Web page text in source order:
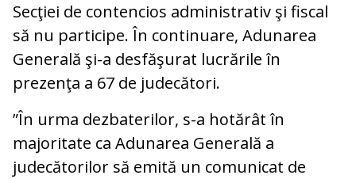
Secţiei de contencios administrativ şi fiscal
să nu participe. În continuare, Adunarea
Generală şi-a desfăşurat lucrările în
prezenţa a 67 de judecători.
”În urma dezbaterilor, s-a hotărât în
majoritate ca Adunarea Generală a
judecătorilor să emită un comunicat de